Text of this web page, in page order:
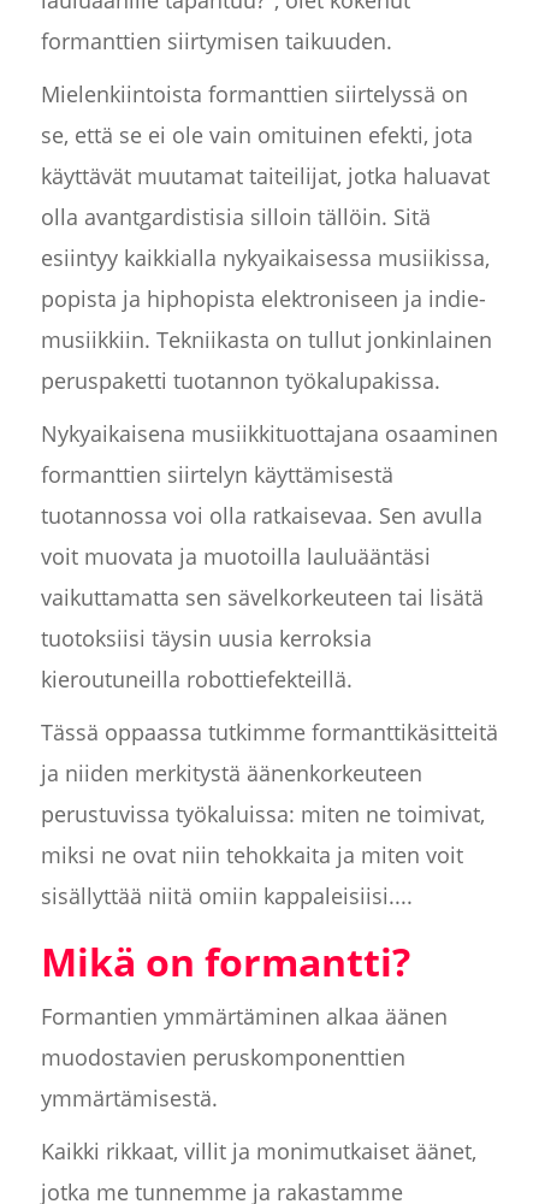
formanttien siirtymisen taikuuden.
Mielenkiintoista formanttien siirtelyssä on
se, että se ei ole vain omituinen efekti, jota
käyttävät muutamat taiteilijat, jotka haluavat
olla avantgardistisia silloin tällöin. Sitä
esiintyy kaikkialla nykyaikaisessa musiikissa,
popista ja hiphopista elektroniseen ja indie-
musiikkiin. Tekniikasta on tullut jonkinlainen
peruspaketti tuotannon työkalupakissa.
Nykyaikaisena musiikkituottajana osaaminen
formanttien siirtelyn käyttämisestä
tuotannossa voi olla ratkaisevaa. Sen avulla
voit muovata ja muotoilla lauluääntäsi
vaikuttamatta sen sävelkorkeuteen tai lisätä
tuotoksiisi täysin uusia kerroksia
kieroutuneilla robottiefekteillä.
Tässä oppaassa tutkimme formanttikäsitteitä
ja niiden merkitystä äänenkorkeuteen
perustuvissa työkaluissa: miten ne toimivat,
miksi ne ovat niin tehokkaita ja miten voit
sisällyttää niitä omiin kappaleisiisi....
Mikä on formantti?
Formantien ymmärtäminen alkaa äänen
muodostavien peruskomponenttien
ymmärtämisestä.
Kaikki rikkaat, villit ja monimutkaiset äänet,
jotka me tunnemme ja rakastamme